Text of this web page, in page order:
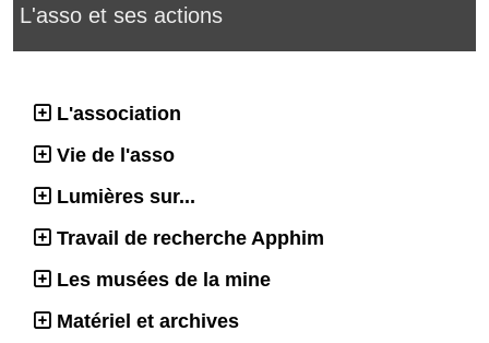
L'asso et ses actions
L'association
Vie de l'asso
Lumières sur...
Travail de recherche Apphim
Les musées de la mine
Matériel et archives